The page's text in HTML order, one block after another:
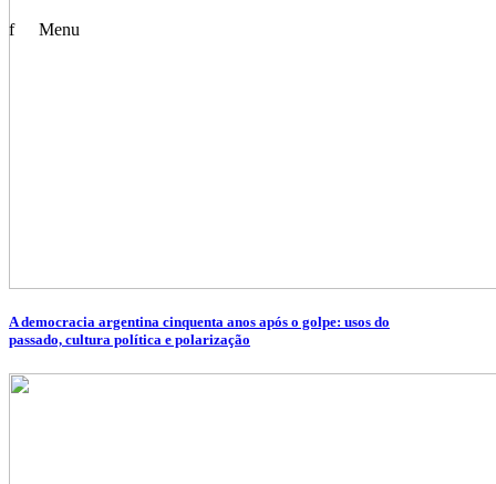
f Menu
A democracia argentina cinquenta anos após o golpe: usos do
passado, cultura política e polarização